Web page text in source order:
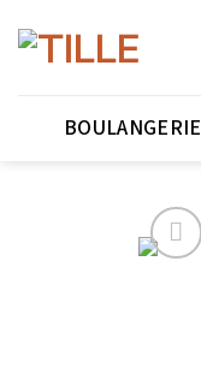
au
BOULANGERIE